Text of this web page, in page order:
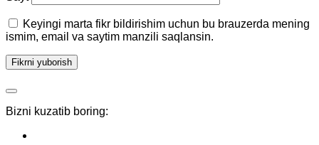
Keyingi marta fikr bildirishim uchun bu brauzerda mening
ismim, email va saytim manzili saqlansin.
Bizni kuzatib boring: